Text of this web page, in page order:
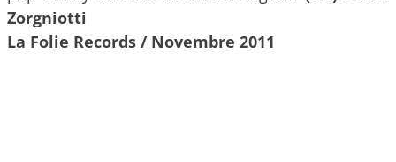
Zorgniotti
La Folie Records / Novembre 2011